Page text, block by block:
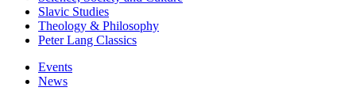
Slavic Studies
Theology & Philosophy
Peter Lang Classics
Events
News